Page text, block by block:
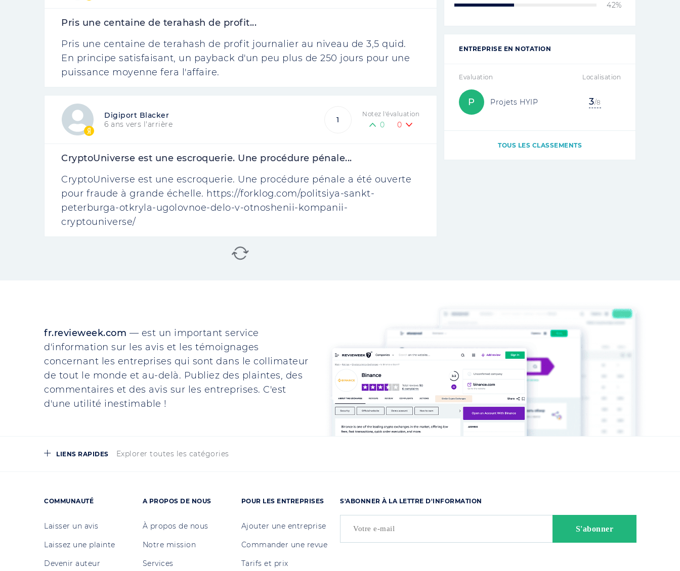
Pris une centaine de terahash de profit...
Pris une centaine de terahash de profit journalier au niveau de 3,5 quid.
En principe satisfaisant, un payback d'un peu plus de 250 jours pour une
puissance moyenne fera l'affaire.
Digiport Blacker
6 ans vers l'arrière
1
Notez l'évaluation
0 0
CryptoUniverse est une escroquerie. Une procédure pénale...
CryptoUniverse est une escroquerie. Une procédure pénale a été ouverte
pour fraude à grande échelle. https://forklog.com/politsiya-sankt-
peterburga-otkryla-ugolovnoe-delo-v-otnoshenii-kompanii-
cryptouniverse/
42%
ENTREPRISE EN NOTATION
Evaluation Localisation
P Projets HYIP 3/8
TOUS LES CLASSEMENTS
fr.revieweek.com — est un important service
d'information sur les avis et les témoignages
concernant les entreprises qui sont dans le collimateur
de tout le monde et au-delà. Publiez des plaintes, des
commentaires et des avis sur les entreprises. C'est
d'une utilité inestimable !
LIENS RAPIDES Explorer toutes les catégories
COMMUNAUTÉ
Laisser un avis
Laissez une plainte
Devenir auteur
A PROPOS DE NOUS
À propos de nous
Notre mission
Services
POUR LES ENTREPRISES
Ajouter une entreprise
Commander une revue
Tarifs et prix
S'ABONNER À LA LETTRE D'INFORMATION